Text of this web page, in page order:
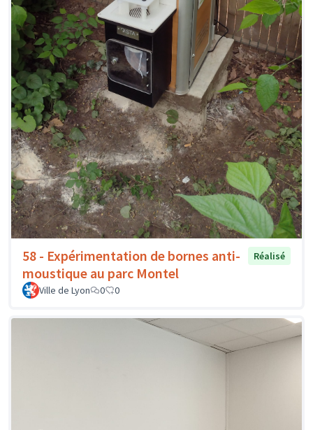
58 - Expérimentation de bornes anti-
moustique au parc Montel
Réalisé
Ville de Lyon 0 0